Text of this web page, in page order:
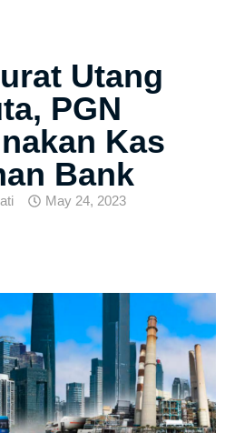
Utang
PGN
Kas
Bank
May 24, 2023